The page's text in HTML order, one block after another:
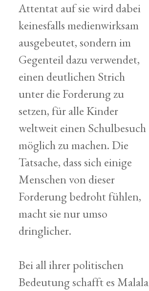
Attentat auf sie wird dabei
keinesfalls medienwirksam
ausgebeutet, sondern im
Gegenteil dazu verwendet,
einen deutlichen Strich
unter die Forderung zu
setzen, für alle Kinder
weltweit einen Schulbesuch
möglich zu machen. Die
Tatsache, dass sich einige
Menschen von dieser
Forderung bedroht fühlen,
macht sie nur umso
dringlicher.
Bei all ihrer politischen
Bedeutung schafft es Malala